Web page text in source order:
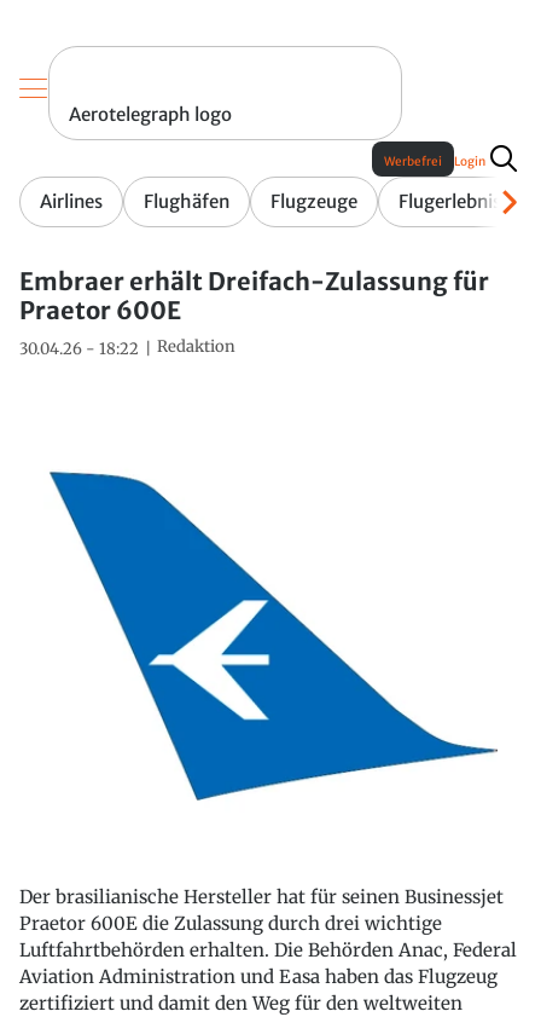
Aerotelegraph logo
Airlines Flughäfen Flugzeuge Flugerlebnis
Werbefrei Login
Embraer erhält Dreifach-Zulassung für
Praetor 600E
30.04.26 - 18:22 Redaktion
Der brasilianische Hersteller hat für seinen Businessjet
Praetor 600E die Zulassung durch drei wichtige
Luftfahrtbehörden erhalten. Die Behörden Anac, Federal
Aviation Administration und Easa haben das Flugzeug
zertifiziert und damit den Weg für den weltweiten